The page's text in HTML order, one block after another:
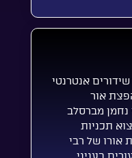
אנטרנטי
אור
נחמן מברסלב
תכניות
אורו של רבי